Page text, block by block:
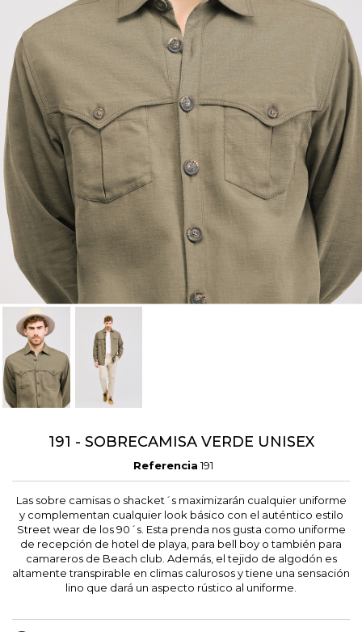
191 - SOBRECAMISA VERDE UNISEX
Referencia 191
Las sobre camisas o shacket´s maximizarán cualquier uniforme
y complementan cualquier look básico con el auténtico estilo
Street wear de los 90´s. Esta prenda nos gusta como uniforme
de recepción de hotel de playa, para bell boy o también para
camareros de Beach club. Además, el tejido de algodón es
altamente transpirable en climas calurosos y tiene una sensación
lino que dará un aspecto rústico al uniforme.
Crear lista de Favoritos
Cancelar